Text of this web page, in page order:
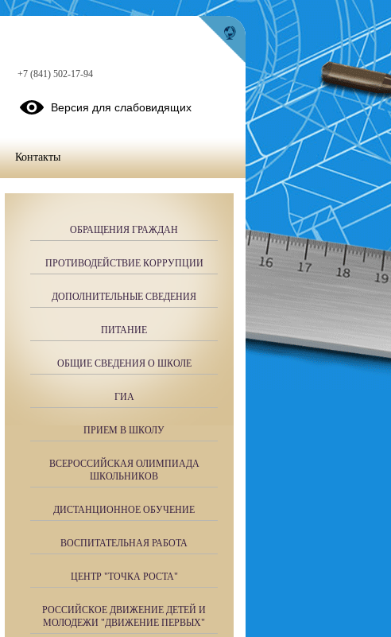
ОБРАЩЕНИЯ ГРАЖДАН
ПРОТИВОДЕЙСТВИЕ КОРРУПЦИИ
ДОПОЛНИТЕЛЬНЫЕ СВЕДЕНИЯ
ПИТАНИЕ
ОБЩИЕ СВЕДЕНИЯ О ШКОЛЕ
ГИА
ПРИЕМ В ШКОЛУ
ВСЕРОССИЙСКАЯ ОЛИМПИАДА
ШКОЛЬНИКОВ
ДИСТАНЦИОННОЕ ОБУЧЕНИЕ
ВОСПИТАТЕЛЬНАЯ РАБОТА
ЦЕНТР "ТОЧКА РОСТА"
РОССИЙСКОЕ ДВИЖЕНИЕ ДЕТЕЙ И
МОЛОДЕЖИ "ДВИЖЕНИЕ ПЕРВЫХ"
+7 (841) 502-17-94
Версия для слабовидящих
Контакты